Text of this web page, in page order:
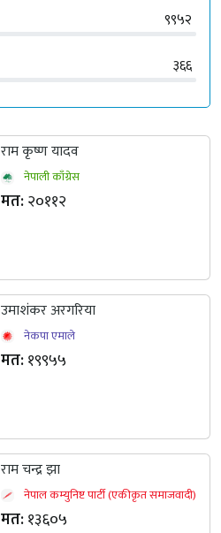
९९५२
३६६
राम कृष्ण यादव
नेपाली काँग्रेस
मत:२०११२
उमाशंकर अरगरिया
नेकपा एमाले
मत:१९९५५
राम चन्द्र झा
नेपाल कम्युनिष्ट पार्टी (एकीकृत समाजवादी)
मत:१३६०५